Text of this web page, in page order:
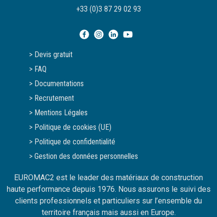
vous transmettons sur demande.
+33 (0)3 87 29 02 93
> Devis gratuit
> FAQ
> Documentations
> Recrutement
> Mentions Légales
> Politique de cookies (UE)
> Politique de confidentialité
> Gestion des données personnelles
EUROMAC2 est le leader des matériaux de construction
haute performance depuis 1976. Nous assurons le suivi des
clients professionnels et particuliers sur l’ensemble du
territoire français mais aussi en Europe.